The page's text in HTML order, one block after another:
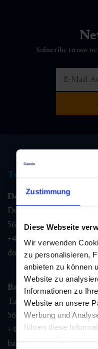
Zustimmung
Diese Webseite
Wir verwenden
zu personalisieren,
anbieten zu können
Website zu
Informationen zu
Website an unsere
Werbung und
führen diese
Subscribe to our
Tourist information
Dorfgastein
Dorfstraße 1,
5632 Dorfgastein
+43 6432 3393 460
Bad Hofgastein
Tauernplatz 1,
5630 Bad Hofgastein
+43 6432 3393 260